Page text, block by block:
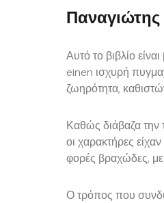
Αυτό το βιβλίο
einen ισχυρή
ζωηρότητα,
Καθώς διάβαζα την
οι χαρακτήρες
φορές βραχώδες,
Ο τρόπος που